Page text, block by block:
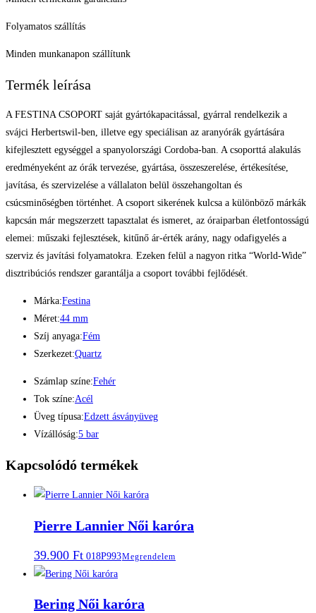
Folyamatos szállítás
Minden munkanapon szállítunk
Termék leírása
A FESTINA CSOPORT saját gyártókapacitással, gyárral rendelkezik a
svájci Herbertswil-ben, illetve egy speciálisan az aranyórák gyártására
kifejlesztett egységgel a spanyolországi Cordoba-ban. A csoporttá alakulás
eredményeként az órák tervezése, gyártása, összeszerelése, értékesítése,
javítása, és szervizelése a vállalaton belül összehangoltan és
csúcsminőségben történhet. A csoport sikerének kulcsa a különböző márkák
kapcsán már megszerzett tapasztalat és ismeret, az óraiparban életfontosságú
elemei: műszaki fejlesztések, kitűnő ár-érték arány, nagy odafigyelés a
szerviz és javítási folyamatokra. Ezeken felül a nagyon ritka “World-Wide”
disztribúciós rendszer garantálja a csoport további fejlődését.
Márka:Festina
Méret:44 mm
Szíj anyaga:Fém
Szerkezet:Quartz
Számlap színe:Fehér
Tok színe:Acél
Üveg típusa:Edzett ásványüveg
Vízállóság:5 bar
Kapcsolódó termékek
Pierre Lannier Női karóra
39.900 Ft 018P993Megrendelem
Bering Női karóra